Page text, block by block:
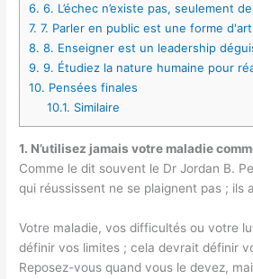
6. 6. L’échec n’existe pas, seulement
7. 7. Parler en public est une forme d'art
8. 8. Enseigner est un leadership
9. 9. Étudiez la nature humaine pour
10. Pensées finales
10.1. Similaire
1. N’utilisez jamais votre maladie
Comme le dit souvent le Dr Jordan B.
qui réussissent ne se plaignent pas ; ils
Votre maladie, vos difficultés ou votre
définir vos limites ; cela devrait définir
Reposez-vous quand vous le devez,